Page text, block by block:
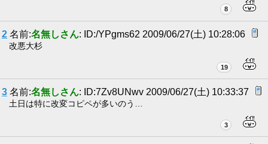
8
2 名前:名無しさん: ID:/YPgms62 2009/06/27(土) 10:28:06
改悪大杉
19
3 名前:名無しさん: ID:7Zv8UNwv 2009/06/27(土) 10:33:37
土日は特に改変コピペが多いのう…
3